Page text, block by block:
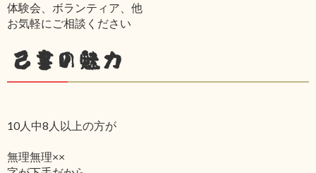
体験会、ボランティア、他
お気軽にご相談ください
己書の魅力
10人中8人以上の方が
無理無理××